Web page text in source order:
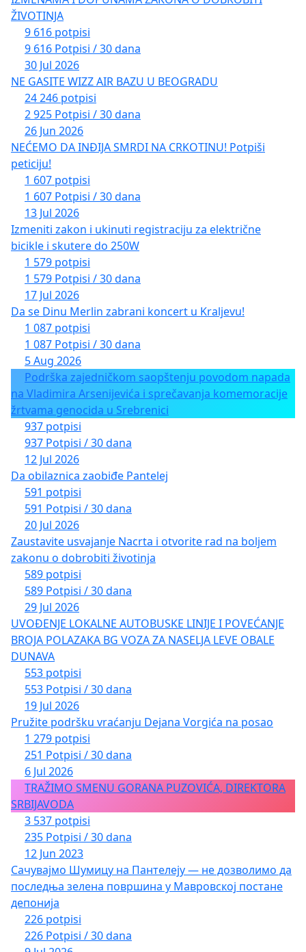
ŽIVOTINJA
9 616 potpisi
9 616 Potpisi / 30 dana
30 Jul 2026
NE GASITE WIZZ AIR BAZU U BEOGRADU
24 246 potpisi
2 925 Potpisi / 30 dana
26 Jun 2026
NEĆEMO DA INĐIJA SMRDI NA CRKOTINU! Potpiši
peticiju!
1 607 potpisi
1 607 Potpisi / 30 dana
13 Jul 2026
Izmeniti zakon i ukinuti registraciju za električne
bicikle i skutere do 250W
1 579 potpisi
1 579 Potpisi / 30 dana
17 Jul 2026
Da se Dinu Merlin zabrani koncert u Kraljevu!
1 087 potpisi
1 087 Potpisi / 30 dana
5 Aug 2026
Podrška zajedničkom saopštenju povodom napada
na Vladimira Arsenijevića i sprečavanja komemoracije
žrtvama genocida u Srebrenici
937 potpisi
937 Potpisi / 30 dana
12 Jul 2026
Da obilaznica zaobiđe Pantelej
591 potpisi
591 Potpisi / 30 dana
20 Jul 2026
Zaustavite usvajanje Nacrta i otvorite rad na boljem
zakonu o dobrobiti životinja
589 potpisi
589 Potpisi / 30 dana
29 Jul 2026
UVOĐENJE LOKALNE AUTOBUSKE LINIJE I POVEĆANJE
BROJA POLAZAKA BG VOZA ZA NASELJA LEVE OBALE
DUNAVA
553 potpisi
553 Potpisi / 30 dana
19 Jul 2026
Pružite podršku vraćanju Dejana Vorgića na posao
1 279 potpisi
251 Potpisi / 30 dana
6 Jul 2026
TRAŽIMO SMENU GORANA PUZOVIĆA, DIREKTORA
SRBIJAVODA
3 537 potpisi
235 Potpisi / 30 dana
12 Jun 2023
Сачувајмо Шумицу на Пантелеју — не дозволимо да
последња зелена површина у Мавровској постане
депонија
226 potpisi
226 Potpisi / 30 dana